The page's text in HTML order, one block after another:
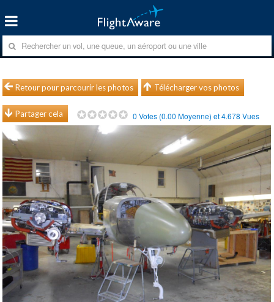
Retour pour parcourir les photos Télécharger vos photos
Partager cela 0 Votes (0.00 Moyenne) et4.678 Vues